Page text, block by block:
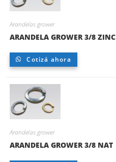
Arandelas grower
ARANDELA GROWER 3/8 ZINC
Cotizá ahora
Arandelas grower
ARANDELA GROWER 3/8 NAT